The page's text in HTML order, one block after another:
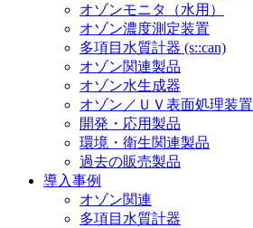
オゾンモニタ（水用）
オゾン濃度測定装置
多項目水質計器 (s::can)
オゾン関連製品
オゾン水生成器
オゾン／ＵＶ表面処理装置
開発・応用製品
環境・衛生関連製品
過去の販売製品
導入事例
オゾン関連
多項目水質計器